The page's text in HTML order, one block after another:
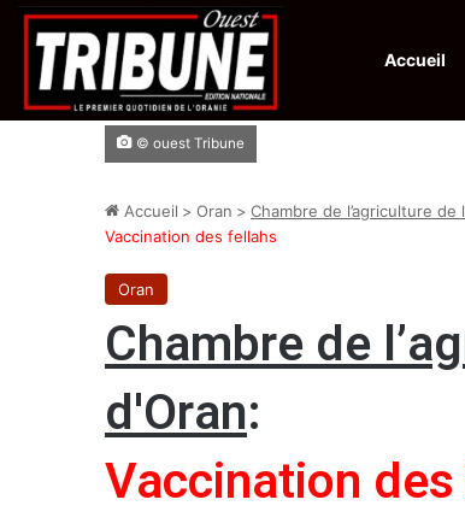
Accueil
Infos en Direct: Protection de la ville sainte d’El-Qods :
© ouest Tribune
Accueil > Oran > Chambre de l’agriculture de
Vaccination des fellahs
Oran
Chambre de
d'Oran:
Vaccination